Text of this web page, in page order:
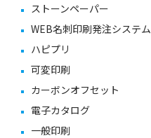
ストーンペーパー
WEB名刺印刷発注システム
ハピプリ
可変印刷
カーボンオフセット
電子カタログ
一般印刷